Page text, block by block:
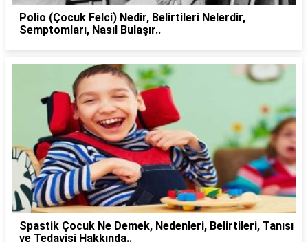
Polio (Çocuk Felci) Nedir, Belirtileri Nelerdir,
Semptomları, Nasıl Bulaşır..
Spastik Çocuk Ne Demek, Nedenleri, Belirtileri, Tanısı
ve Tedavisi Hakkında..